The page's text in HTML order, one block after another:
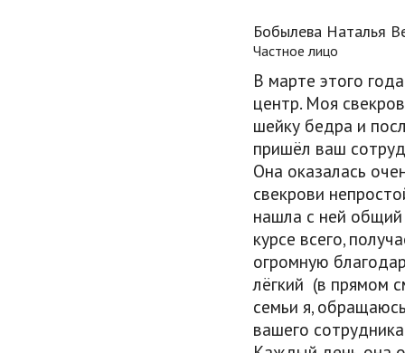
Бобылева Наталья
Частное лицо
В марте этого
центр. Моя
шейку бедра и
пришёл ваш
Она оказалась
свекрови
нашла с ней общий
курсе всего,
огромную
лёгкий (в прямом
семьи я,
вашего